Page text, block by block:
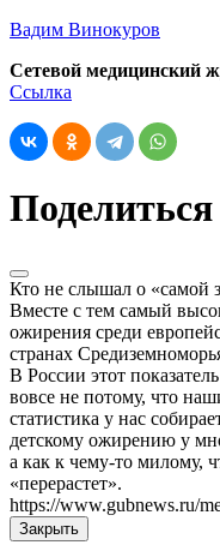
Вадим Винокуров
Сетевой медицинский
Ссылка
Кто не слышал о «самой
Вместе с тем самый
ожирения среди
странах
В России этот
вовсе не потому, что
статистика у нас
детскому ожирению у
а как к чему-то милому,
«перерастет».
https://www.gubnews.ru/
Закрыть